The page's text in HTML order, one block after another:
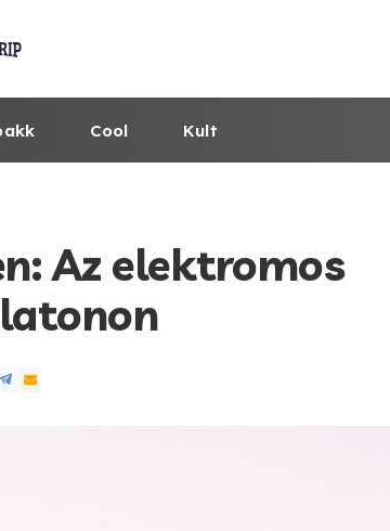
Cool Kult
Az elektromos